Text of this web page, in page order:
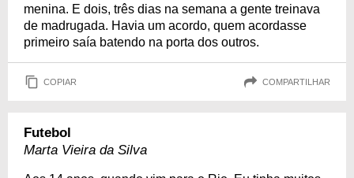
menina. E dois, três dias na semana a gente treinava
de madrugada. Havia um acordo, quem acordasse
primeiro saía batendo na porta dos outros.
COPIAR COMPARTILHAR
Futebol
Marta Vieira da Silva